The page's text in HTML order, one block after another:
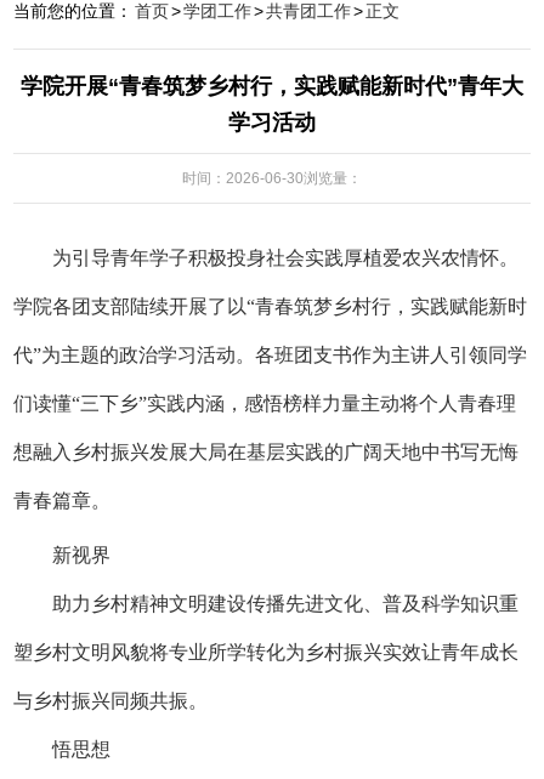
当前您的位置： 首页>学团工作>共青团工作>正文
学院开展“青春筑梦乡村行，实践赋能新时代”青年大
学习活动
时间：2026-06-30浏览量：
为引导青年学子积极投身社会实践厚植爱农兴农情怀。
学院各团支部陆续开展了以“青春筑梦乡村行，实践赋能新时
代”为主题的政治学习活动。各班团支书作为主讲人 引领同学
们读懂“三下乡”实践内涵，感悟榜样力量主动将个人青春理
想融入乡村振兴发展大局在基层实践的广阔天地中书写无悔
青春篇章。
新视界
助力乡村精神文明建设传播先进文化、普及科学知识重
塑乡村文明风貌将专业所学转化为乡村振兴实效让青年成长
与乡村振兴同频共振。
悟思想